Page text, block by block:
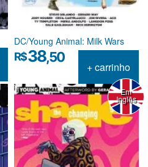
DC/Young Animal: Milk Wars
R$38,50
+ carrinho
Em
Inglês